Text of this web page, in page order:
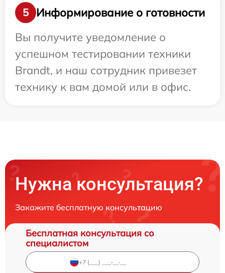
5
Информирование о готовности
Вы получите уведомление о
успешном тестировании техники
Brandt, и наш сотрудник привезет
технику к вам домой или в офис.
Нужна консультация?
Закажите бесплатную консультацию
Бесплатная консультация со
специалистом